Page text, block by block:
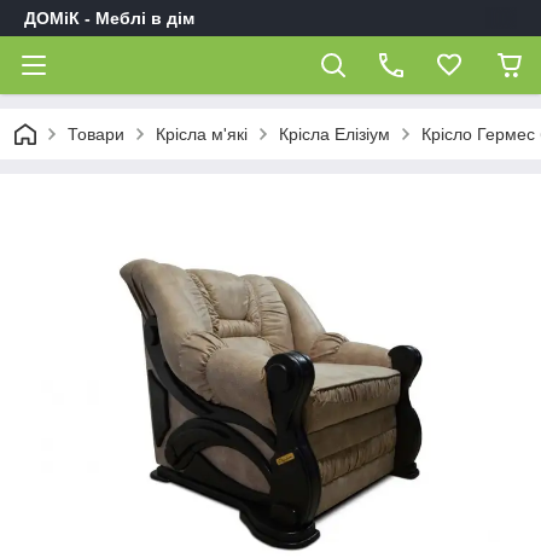
ДОМіК - Меблі в дім
Товари Крісла м'які Крісла Елізіум Крісло Гермес